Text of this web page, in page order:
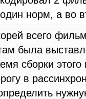
один норм, а во
всего
была
сборки
в